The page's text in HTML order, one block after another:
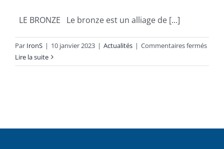
LE BRONZE Le bronze est un alliage de [...]
Par IronS | 10 janvier 2023 | Actualités | Commentaires ferméssur
Lire la suite